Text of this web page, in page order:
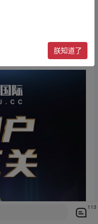
动
，充提金额相差
朕知道了
113